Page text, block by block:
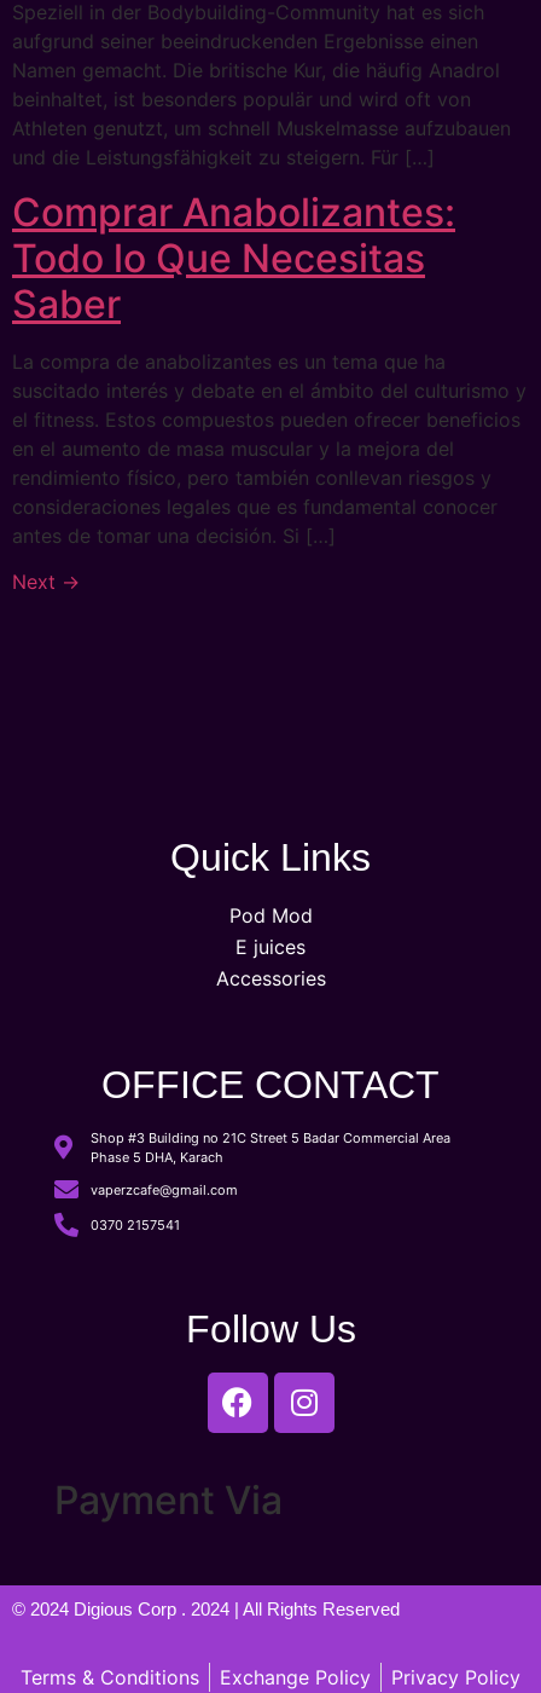
Speziell in der Bodybuilding-Community hat es sich
aufgrund seiner beeindruckenden Ergebnisse einen
Namen gemacht. Die britische Kur, die häufig Anadrol
beinhaltet, ist besonders populär und wird oft von
Athleten genutzt, um schnell Muskelmasse aufzubauen
und die Leistungsfähigkeit zu steigern. Für […]
Comprar Anabolizantes:
Todo lo Que Necesitas
Saber
La compra de anabolizantes es un tema que ha
suscitado interés y debate en el ámbito del culturismo y
el fitness. Estos compuestos pueden ofrecer beneficios
en el aumento de masa muscular y la mejora del
rendimiento físico, pero también conllevan riesgos y
consideraciones legales que es fundamental conocer
antes de tomar una decisión. Si […]
Next →
Quick Links
Pod Mod
E juices
Accessories
OFFICE CONTACT
Shop #3 Building no 21C Street 5 Badar Commercial Area
Phase 5 DHA, Karach
vaperzcafe@gmail.com
0370 2157541
Follow Us
Payment Via
© 2024 Digious Corp . 2024 | All Rights Reserved
Terms & Conditions Exchange Policy Privacy Policy